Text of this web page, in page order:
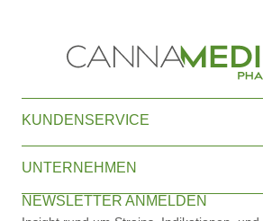
KUNDENSERVICE
UNTERNEHMEN
NEWSLETTER ANMELDEN